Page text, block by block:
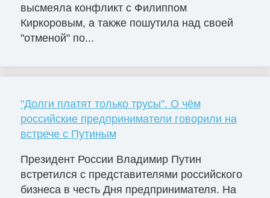
высмеяла конфликт с Филиппом
Киркоровым, а также пошутила над своей
"отменой" по...
"Долги платят только трусы". О чём
российские предприниматели говорили на
встрече с Путиным
Президент России Владимир Путин
встретился с представителями российского
бизнеса в честь Дня предпринимателя. На